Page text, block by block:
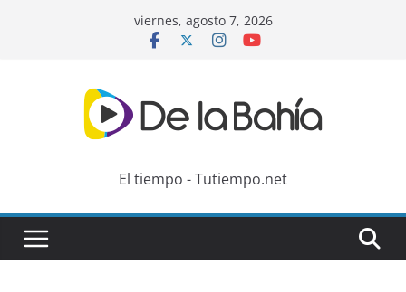
viernes, agosto 7, 2026
El tiempo - Tutiempo.net